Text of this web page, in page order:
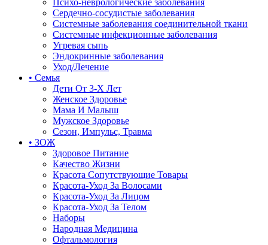
Психо-неврологические заболевания
Сердечно-сосудистые заболевания
Системные заболевания соединительной ткани
Системные инфекционные заболевания
Угревая сыпь
Эндокринные заболевания
Уход/Лечение
• Семья
Дети От 3-Х Лет
Женское Здоровье
Мама И Малыш
Мужское Здоровье
Сезон, Импульс, Травма
• ЗОЖ
Здоровое Питание
Качество Жизни
Красота Сопутствующие Товары
Красота-Уход За Волосами
Красота-Уход За Лицом
Красота-Уход За Телом
Наборы
Народная Медицина
Офтальмология